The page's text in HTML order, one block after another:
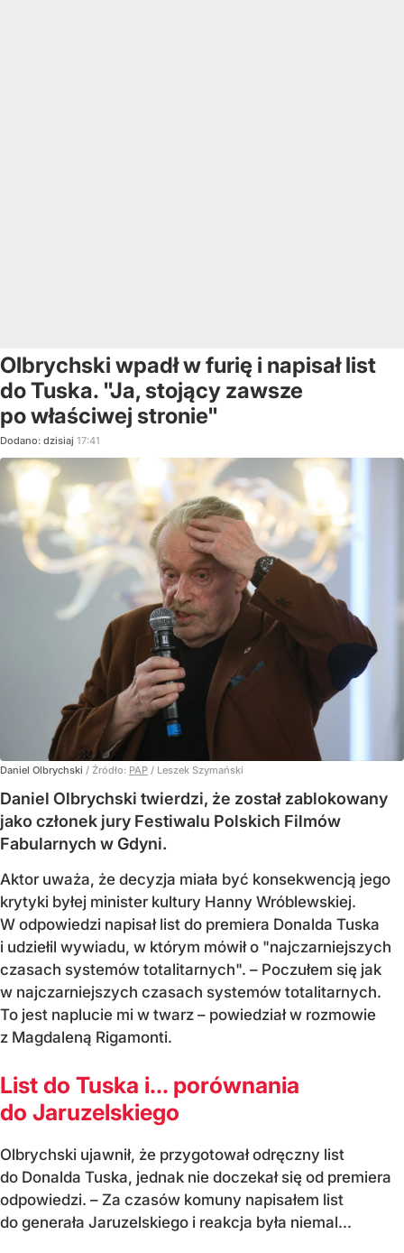
Olbrychski wpadł w furię i napisał list
do Tuska. "Ja, stojący zawsze
po właściwej stronie"
Dodano: dzisiaj 17:41
Daniel Olbrychski / Źródło: PAP / Leszek Szymański
Daniel Olbrychski twierdzi, że został zablokowany
jako członek jury Festiwalu Polskich Filmów
Fabularnych w Gdyni.
Aktor uważa, że decyzja miała być konsekwencją jego
krytyki byłej minister kultury Hanny Wróblewskiej.
W odpowiedzi napisał list do premiera Donalda Tuska
i udziełil wywiadu, w którym mówił o "najczarniejszych
czasach systemów totalitarnych". – Poczułem się jak
w najczarniejszych czasach systemów totalitarnych.
To jest naplucie mi w twarz – powiedział w rozmowie
z Magdaleną Rigamonti.
List do Tuska i… porównania
do Jaruzelskiego
Olbrychski ujawnił, że przygotował odręczny list
do Donalda Tuska, jednak nie doczekał się od premiera
odpowiedzi. – Za czasów komuny napisałem list
do generała Jaruzelskiego i reakcja była niemal...